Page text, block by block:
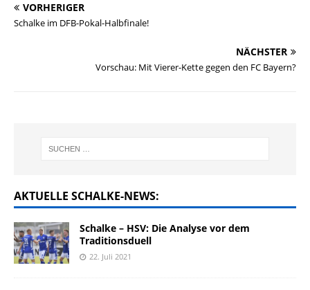
VORHERIGER
Schalke im DFB-Pokal-Halbfinale!
NÄCHSTER
Vorschau: Mit Vierer-Kette gegen den FC Bayern?
AKTUELLE SCHALKE-NEWS:
Schalke – HSV: Die Analyse vor dem
Traditionsduell
22. Juli 2021